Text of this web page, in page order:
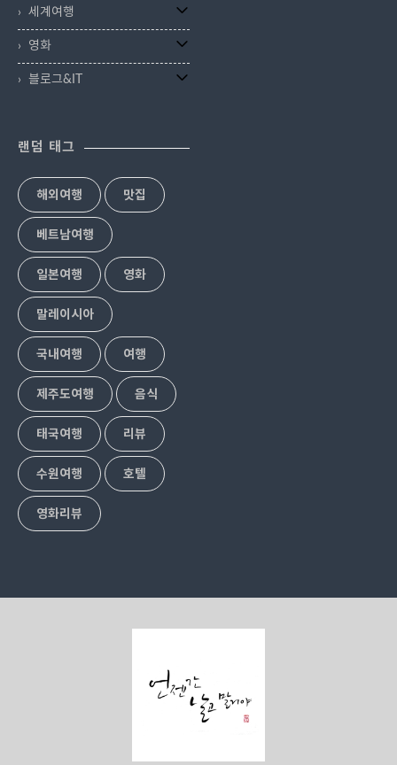
세계여행
영화
블로그&IT
랜덤 태그
해외여행 맛집
베트남여행
일본여행 영화
말레이시아
국내여행 여행
제주도여행 음식
태국여행 리뷰
수원여행 호텔
영화리뷰